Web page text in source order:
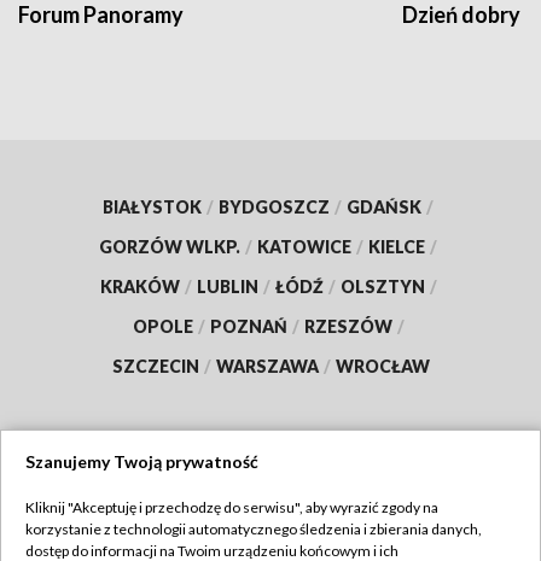
Forum Panoramy Dzień dobry
BIAŁYSTOK / BYDGOSZCZ / GDAŃSK /
GORZÓW WLKP. / KATOWICE / KIELCE /
KRAKÓW / LUBLIN / ŁÓDŹ / OLSZTYN /
OPOLE / POZNAŃ / RZESZÓW /
SZCZECIN / WARSZAWA / WROCŁAW
TVP
Szanujemy Twoją prywatność
Kliknij "Akceptuję i przechodzę do serwisu", aby wyrazić zgody na
korzystanie z technologii automatycznego śledzenia i zbierania danych,
dostęp do informacji na Twoim urządzeniu końcowym i ich